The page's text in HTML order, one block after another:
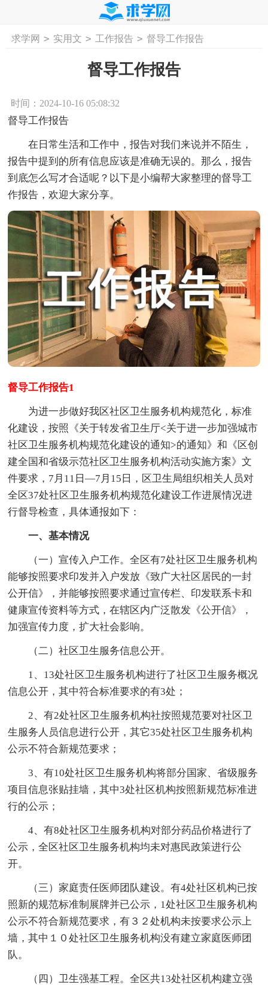
首页 工作计划 活动计划 学习计划
求学网 > 实用文 > 工作报告 > 督导工作报告
督导工作报告
时间：2024-10-16 05:08:32
督导工作报告
在日常生活和工作中，报告对我们来说并不陌生，
报告中提到的所有信息应该是准确无误的。那么，报告
到底怎么写才合适呢？以下是小编帮大家整理的督导工
作报告，欢迎大家分享。
督导工作报告1
为进一步做好我区社区卫生服务机构规范化，标准
化建设，按照《关于转发省卫生厅<关于进一步加强城市
社区卫生服务机构规范化建设的通知>的通知》和《区创
建全国和省级示范社区卫生服务机构活动实施方案》文
件要求，7月11日—7月15日，区卫生局组织相关人员对
全区37处社区卫生服务机构规范化建设工作进展情况进
行督导检查，具体通报如下：
一、基本情况
（一）宣传入户工作。全区有7处社区卫生服务机构
能够按照要求印发并入户发放《致广大社区居民的一封
公开信》，并能够按照要求通过宣传栏、印发联系卡和
健康宣传资料等方式，在辖区内广泛散发《公开信》，
加强宣传力度，扩大社会影响。
（二）社区卫生服务信息公开。
1、13处社区卫生服务机构进行了社区卫生服务概况
信息公开，其中符合标准要求的有3处；
2、有2处社区卫生服务机构社按照规范要对社区卫
生服务人员信息进行公开，其它35处社区卫生服务机构
公示不符合新规范要求；
3、有10处社区卫生服务机构将部分国家、省级服务
项目信息张贴挂墙，其中3处社区机构按照新规范标准进
行的公示；
4、有8处社区卫生服务机构对部分药品价格进行了
公示，全区社区卫生服务机构均未对惠民政策进行公
开。
（三）家庭责任医师团队建设。有4处社区机构已按
照新的规范标准制展牌并已公示，1处社区卫生服务机构
公示不符合新规范要求，有３２处机构未按要求公示上
墙，其中１０处社区卫生服务机构没有建立家庭医师团
队。
（四）卫生强基工程。全区共13处社区机构建立强